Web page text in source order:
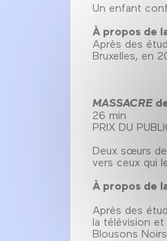
Un enfant
À propos de
Après des
Bruxelles, en
MASSACRE
26 min
PRIX DU
Deux sœurs
vers ceux qui
À propos de
Après des
la télévision et
Blousons